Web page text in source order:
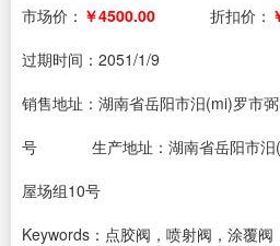
市场价： ￥4500.00 折扣价：
过期时间： 2051/1/9
销售地址：湖南省岳阳市汨(mi)罗市
号
生产地址：湖南省岳阳市
屋场组10号
Keywords：点胶阀，喷射阀，涂覆阀